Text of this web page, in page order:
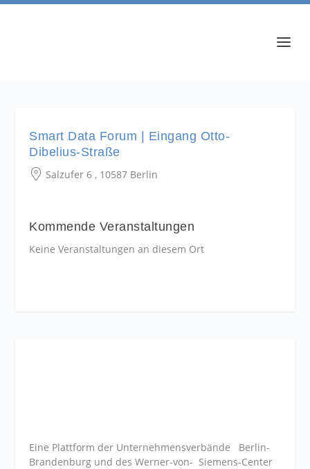
Smart Data Forum | Eingang Otto-
Dibelius-Straße
Salzufer 6 , 10587 Berlin
Kommende Veranstaltungen
Keine Veranstaltungen an diesem Ort
Eine Plattform der Unternehmensverbände Berlin-
Brandenburg und des Werner-von- Siemens-Center